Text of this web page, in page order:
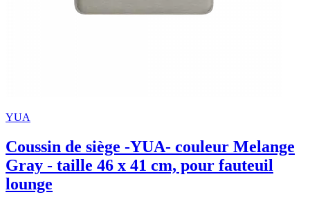
YUA
Coussin de siège -YUA- couleur Melange
Gray - taille 46 x 41 cm, pour fauteuil
lounge